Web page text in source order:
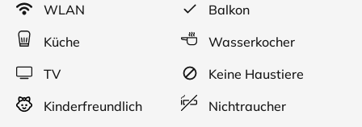
WLAN
Balkon
Küche
Wasserkocher
TV
Keine Haustiere
Kinderfreundlich
Nichtraucher